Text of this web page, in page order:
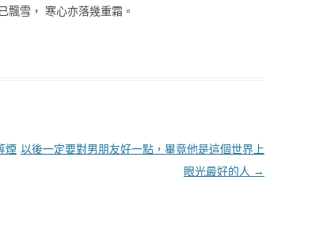
飄雪， 寒心亦落幾重霜。
煙 以後一定要對男朋友好一點，畢竟他是這個世界上
眼光最好的人 →